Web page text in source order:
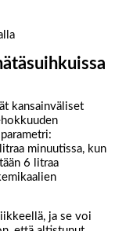
kansainväliset
minuutissa, kun
6 litraa
ja se voi